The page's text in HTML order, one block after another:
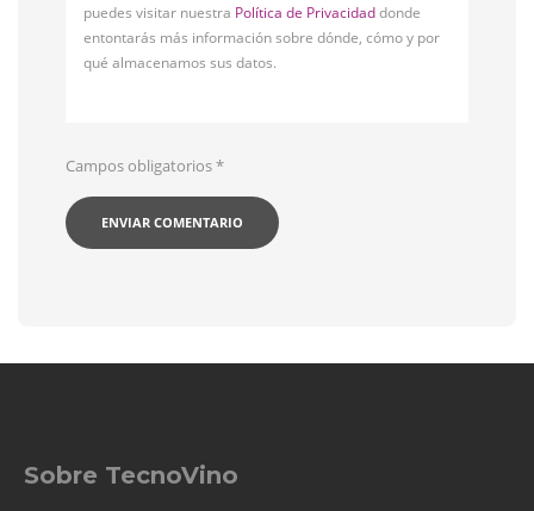
puedes visitar nuestra Política de Privacidaddonde
entontarás más información sobre dónde, cómo y por
qué almacenamos sus datos.
Campos obligatorios*
Sobre TecnoVino